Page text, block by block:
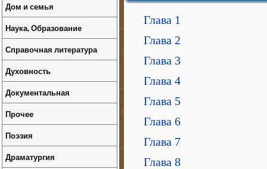
Глава 1
Глава 2
Глава 3
Глава 4
Глава 5
Глава 6
Глава 7
Глава 8
Дом и семья
Наука, Образование
Справочная литература
Духовность
Документальная
Прочее
Поэзия
Драматургия